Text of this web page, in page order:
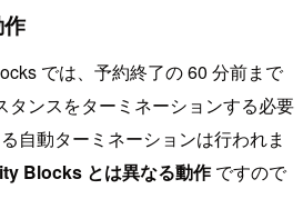
では、予約終了の 60 分前まで
タンスをターミネーションする必要
自動ターミネーションは行われま
Blocks とは異なる動作ですので